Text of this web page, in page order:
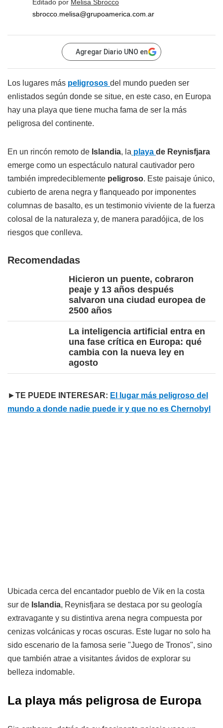
Editado por Melisa Sbrocco
sbrocco.melisa@grupoamerica.com.ar
Agregar Diario UNO en
Los lugares más peligrosos del mundo pueden ser
enlistados según donde se situe, en este caso, en Europa
hay una playa que tiene mucha fama de ser la más
peligrosa del continente.
En un rincón remoto de Islandia, la playa de Reynisfjara
emerge como un espectáculo natural cautivador pero
también impredeciblemente peligroso. Este paisaje único,
cubierto de arena negra y flanqueado por imponentes
columnas de basalto, es un testimonio viviente de la fuerza
colosal de la naturaleza y, de manera paradójica, de los
riesgos que conlleva.
Recomendadas
Hicieron un puente, cobraron
peaje y 13 años después
salvaron una ciudad europea de
2500 años
La inteligencia artificial entra en
una fase crítica en Europa: qué
cambia con la nueva ley en
agosto
►TE PUEDE INTERESAR: El lugar más peligroso del
mundo a donde nadie puede ir y que no es Chernobyl
Ubicada cerca del encantador pueblo de Vik en la costa
sur de Islandia, Reynisfjara se destaca por su geología
extravagante y su distintiva arena negra compuesta por
cenizas volcánicas y rocas oscuras. Este lugar no solo ha
sido escenario de la famosa serie "Juego de Tronos", sino
que también atrae a visitantes ávidos de explorar su
belleza indomable.
La playa más peligrosa de Europa